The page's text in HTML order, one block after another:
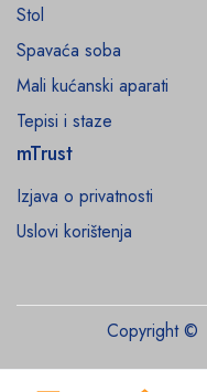
Stol
Spavaća soba
Mali kućanski aparati
Tepisi i staze
mTrust
Izjava o privatnosti
Uslovi korištenja
Copyright ©